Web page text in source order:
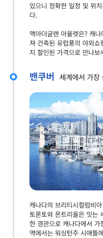
있으니 정확한 일정 및 위
다.
맥아더글렌 아울렛은? 캐
져 건축된 유럽풍의 야외
지 할인된 가격으로 만나보
밴쿠버 세계에서 가장
캐나다의 브리티시컬럼비
토론토와 몬트리올은 잇는
한 경관으로 캐나다에서
역에서는 워싱턴주 시애틀